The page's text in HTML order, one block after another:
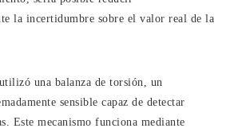
la incertidumbre sobre el valor real de la
una balanza de torsión, un
sensible capaz de detectar
Este mecanismo funciona mediante